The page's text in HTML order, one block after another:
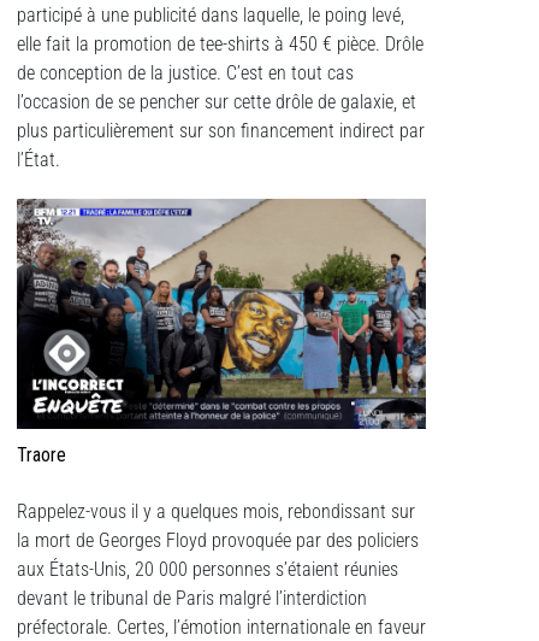
participé à une publicité dans laquelle, le poing levé,
elle fait la promotion de tee-shirts à 450 € pièce. Drôle
de conception de la justice. C’est en tout cas
l’occasion de se pencher sur cette drôle de galaxie, et
plus particulièrement sur son financement indirect par
l’État.
Traore
Rappelez-vous il y a quelques mois, rebondissant sur
la mort de Georges Floyd provoquée par des policiers
aux États-Unis, 20 000 personnes s’étaient réunies
devant le tribunal de Paris malgré l’interdiction
préfectorale. Certes, l’émotion internationale en faveur